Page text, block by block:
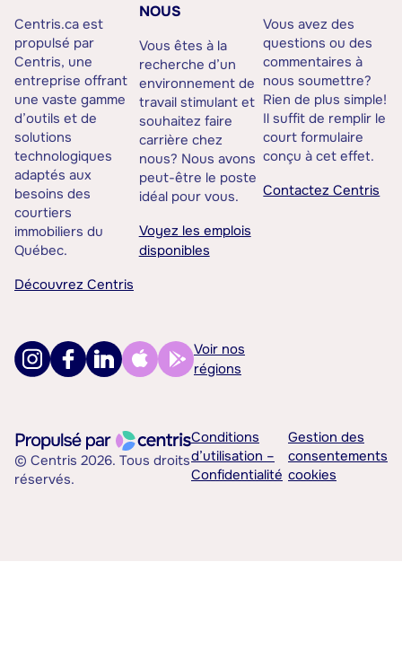
Centris.ca est
propulsé par
Centris, une
entreprise offrant
une vaste gamme
d’outils et de
solutions
technologiques
adaptés aux
besoins des
courtiers
immobiliers du
Québec.
Découvrez Centris
NOUS
Vous êtes à la
recherche d’un
environnement de
travail stimulant et
souhaitez faire
carrière chez
nous? Nous avons
peut-être le poste
idéal pour vous.
Voyez les emplois
disponibles
Vous avez des
questions ou des
commentaires à
nous soumettre?
Rien de plus simple!
Il suffit de remplir le
court formulaire
conçu à cet effet.
Contactez Centris
Voir nos
régions
© Centris 2026. Tous droits
réservés.
Conditions
d’utilisation –
Confidentialité
Gestion des
consentements
cookies